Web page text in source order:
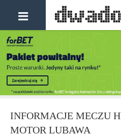
INFORMACJE MECZU
MOTOR LUBAWA